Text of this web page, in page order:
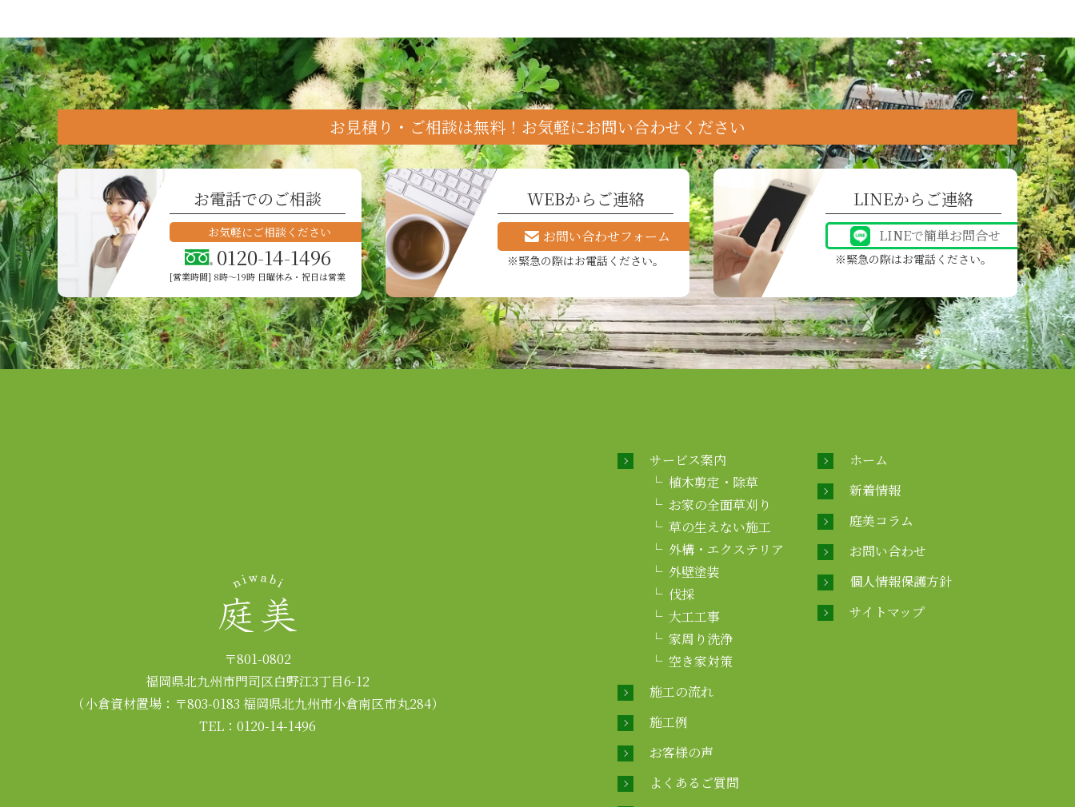
お見積り・ご相談は無料！ お気軽にお問い合わせください
お電話でのご相談
お気軽にご相談ください
0120-14-1496
[営業時間] 8時〜19時 日曜休み・祝日は営業
WEBからご連絡
お問い合わせフォーム
緊急の際はお電話ください。
LINEからご連絡
LINEで簡単お問合せ
緊急の際はお電話ください。
〒801-0802
福岡県北九州市門司区白野江3丁目6-12
（小倉資材置場：〒803-0183 福岡県北九州市小倉南区市丸284）
TEL：0120-14-1496
サービス案内
植木剪定・除草
お家の全面草刈り
草の生えない施工
外構・エクステリア
外壁塗装
伐採
大工工事
家周り洗浄
空き家対策
施工の流れ
施工例
お客様の声
よくあるご質問
ホーム
新着情報
庭美コラム
お問い合わせ
個人情報保護方針
サイトマップ